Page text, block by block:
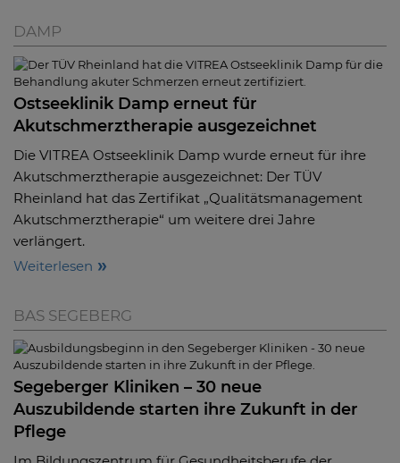
DAMP
Ostseeklinik Damp erneut für
Akutschmerztherapie ausgezeichnet
Die VITREA Ostseeklinik Damp wurde erneut für ihre
Akutschmerztherapie ausgezeichnet: Der TÜV
Rheinland hat das Zertifikat „Qualitätsmanagement
Akutschmerztherapie“ um weitere drei Jahre
verlängert.
Weiterlesen
BAS SEGEBERG
Segeberger Kliniken – 30 neue
Auszubildende starten ihre Zukunft in der
Pflege